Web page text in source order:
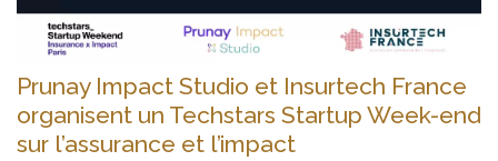
Prunay Impact Studio et Insurtech France
organisent un Techstars Startup Week-end
sur l’assurance et l’impact